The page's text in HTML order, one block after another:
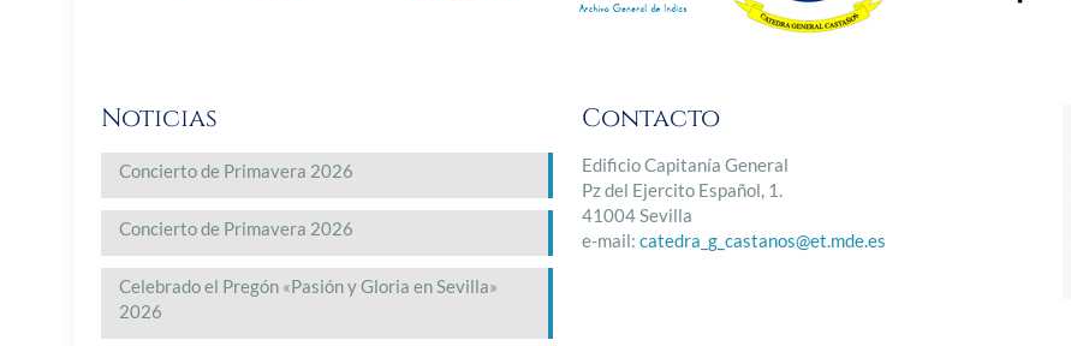
Noticias
Concierto de Primavera 2026
Concierto de Primavera 2026
Celebrado el Pregón «Pasión y Gloria en Sevilla»
2026
Contacto
Edificio Capitanía General
Pz del Ejercito Español, 1.
41004 Sevilla
e-mail: catedra_g_castanos@et.mde.es